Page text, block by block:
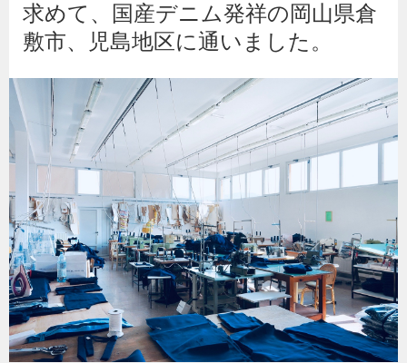
求めて、国産デニム発祥の岡山県倉
敷市、児島地区に通いました。